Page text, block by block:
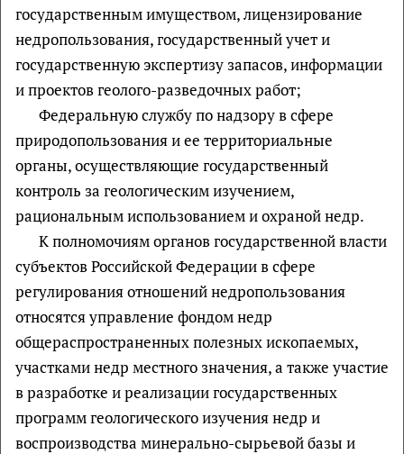
государственным имуществом, лицензирование
недропользования, государственный учет и
государственную экспертизу запасов, информации
и проектов геолого-разведочных работ;
Федеральную службу по надзору в сфере
природопользования и ее территориальные
органы, осуществляющие государственный
контроль за геологическим изучением,
рациональным использованием и охраной недр.
К полномочиям органов государственной власти
субъектов Российской Федерации в сфере
регулирования отношений недропользования
относятся управление фондом недр
общераспространенных полезных ископаемых,
участками недр местного значения, а также участие
в разработке и реализации государственных
программ геологического изучения недр и
воспроизводства минерально-сырьевой базы и